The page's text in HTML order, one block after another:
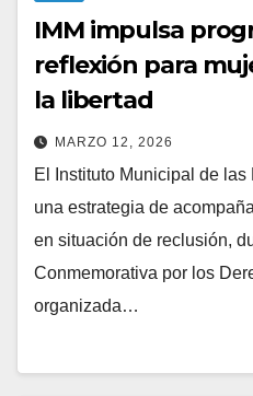
IMM impulsa
reflexión para
la libertad
MARZO 12, 2026
El Instituto Municipal de las
una estrategia de
en situación de reclusión,
Conmemorativa por los
organizada…